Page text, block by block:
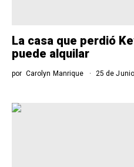
La casa que perdió
puede alquilar
por Carolyn Manrique 25 de